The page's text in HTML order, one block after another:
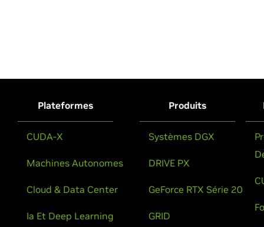
Plateformes
CUDA-X
Machines Autonomes
Cloud & Data Center
Ia Et Deep Learning
Produits
Systèmes DGX
DRIVE PX
GeForce RTX Série 20
GRID